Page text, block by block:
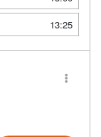
13:25